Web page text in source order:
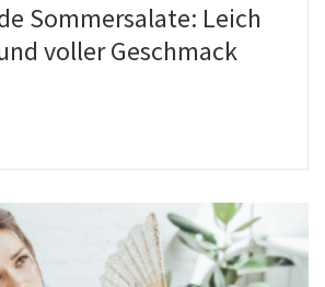
Sommersalate: Leich
voller Geschmack